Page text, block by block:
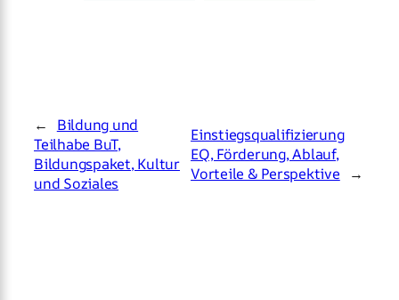
←
Bildung und
Teilhabe BuT,
Bildungspaket, Kultur
und Soziales
Einstiegsqualifizierung
EQ, Förderung, Ablauf,
Vorteile & Perspektive
→